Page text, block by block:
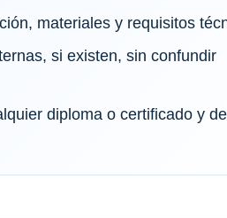
materiales y requisitos
si existen, sin confundir
diploma o certificado y